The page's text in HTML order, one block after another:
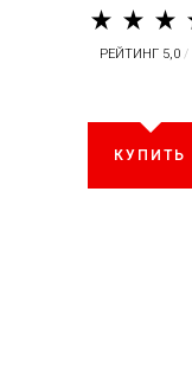
РЕЙТИНГ 5,0 /
КУПИТЬ